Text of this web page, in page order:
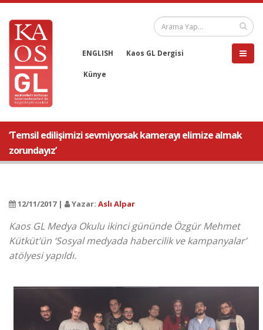
ENGLISH Kaos GL Dergisi
Künye
‘Temsil edilişimizi sevmiyorsak kamerayı elimize almak
zorundayız’
12/11/2017 | Yazar: Aslı Alpar
Kaos GL Medya Okulu ikinci gününde Özgür Mehmet
Kütküt’ün ‘Sosyal medyada habercilik ve kampanyalar’
atölyesi yapıldı.